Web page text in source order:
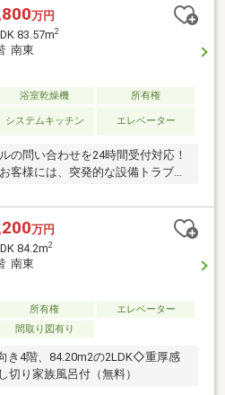
屋は、眺望ばかりに注目されがち
ンの中、緑の落ち着きのある景色
角部屋のため玄関前のアルコーブ
ゆとりとプライベート感が両立し
和2年に浴室のユニットバス交
ン交換等の全面的に大掛かりなリ
変綺麗な状態です。お問い合わせ
。
万円
83.57m2
南東
浴室乾燥機
所有権
システムキッチン エレベーター
問い合わせを24時間受付対応！
様には、突発的な設備トラブル
け」サービスを提供しておりま
ールセンター対応！30分以内の一
て行います。※対象期間：物件引
で※対象者・対象設備・その他諸
万円
84.2m2
南東
所有権
エレベーター
間取り図有り
き4階、84.20m2の2LDK◇重厚感
り家族風呂付（無料）